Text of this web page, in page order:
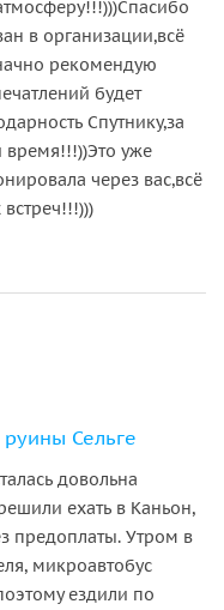
в организации,всё
рекомендую
будет
Спутнику,за
время!!!))Это уже
через вас,всё
Сельге
довольна
ехать в Каньон,
предоплаты. Утром в
микроавтобус
ездили по